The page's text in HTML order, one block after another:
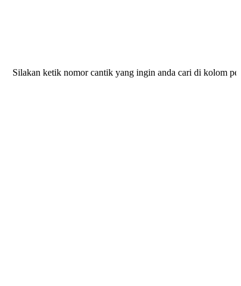
Silakan ketik nomor cantik yang ingin anda cari di kolom